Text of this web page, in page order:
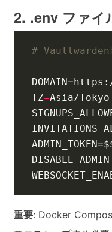
2. .env ファイ
# Vaultwarden
DOMAIN=
TZ=
ADMIN_TOKEN=
重要: Docker